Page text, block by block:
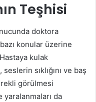
Teşhisi
doktora
konular üzerine
kulak
seslerin sıklığını ve baş
görülmesi
yaralanmaları da